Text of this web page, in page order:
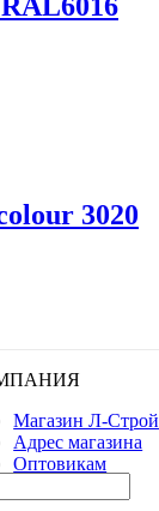
3020
Магазин Л-Строй
Адрес магазина
Оптовикам